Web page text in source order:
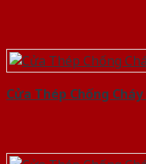
Cửa Thép Chống